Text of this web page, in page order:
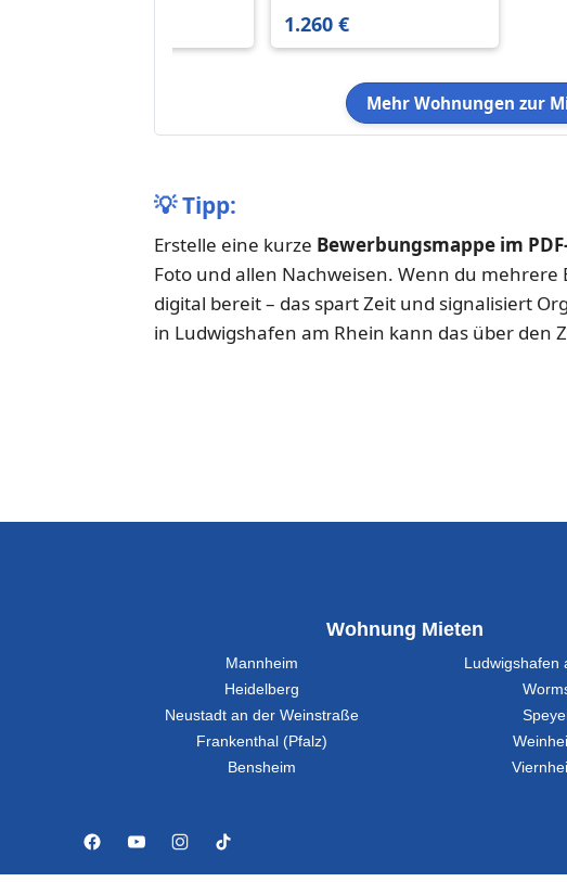
Grundriss
Rhein 67061
1.260 €
Mehr Wohnungen zur
💡Tipp:
Erstelle eine kurze Bewerbungsmappe im
Foto und allen Nachweisen. Wenn du
digital bereit – das spart Zeit und signalisiert
in Ludwigshafen am Rhein kann das über den
Wohnung Mieten
Mannheim
Ludwigshafen
Heidelberg
Neustadt an der Weinstraße
Frankenthal (Pfalz)
Bensheim